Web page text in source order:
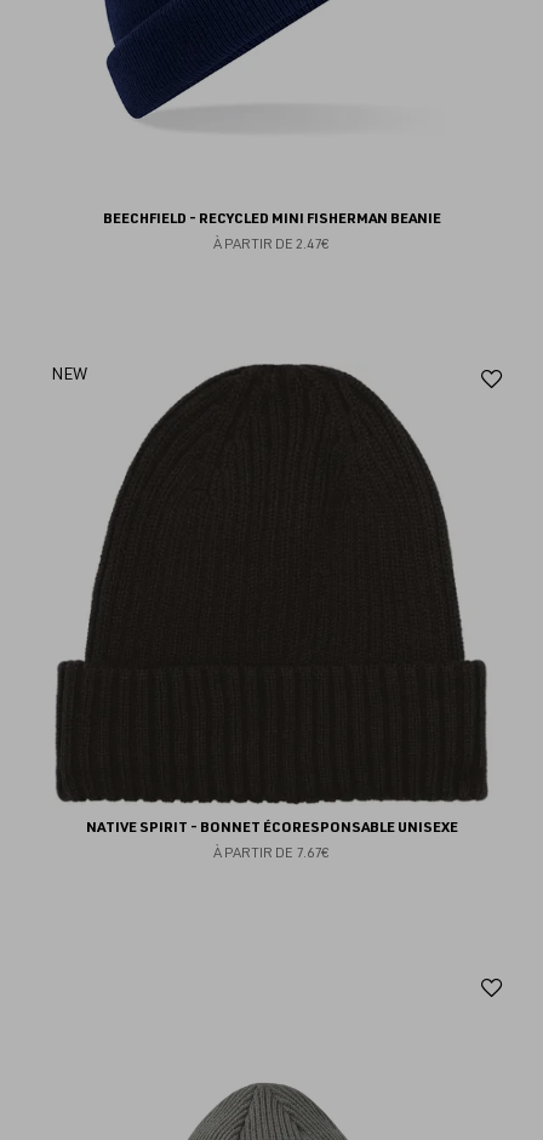
BEECHFIELD - RECYCLED MINI FISHERMAN BEANIE
À PARTIR DE 2.47€
NEW
NATIVE SPIRIT - BONNET ÉCORESPONSABLE UNISEXE
À PARTIR DE 7.67€